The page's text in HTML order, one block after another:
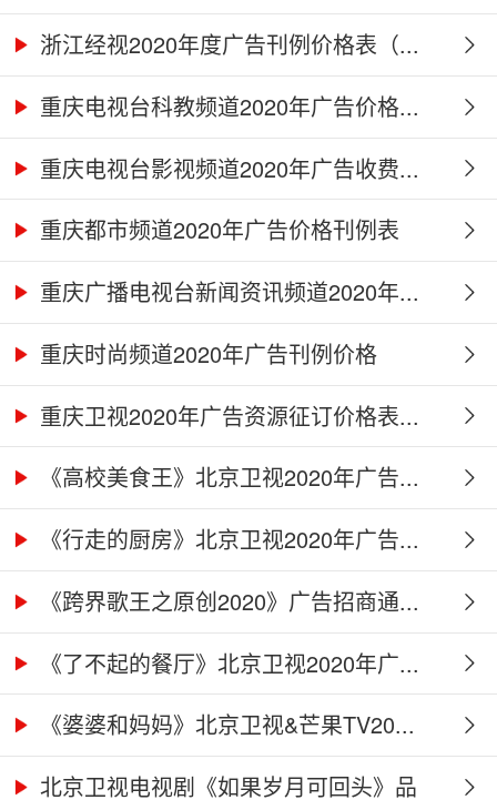
浙江经视2020年度广告刊例价格表（...
重庆电视台科教频道2020年广告价格...
重庆电视台影视频道2020年广告收费...
重庆都市频道2020年广告价格刊例表
重庆广播电视台新闻资讯频道2020年...
重庆时尚频道2020年广告刊例价格
重庆卫视2020年广告资源征订价格表...
《高校美食王》北京卫视2020年广告...
《行走的厨房》北京卫视2020年广告...
《跨界歌王之原创2020》广告招商通...
《了不起的餐厅》北京卫视2020年广...
《婆婆和妈妈》北京卫视&芒果TV20...
北京卫视电视剧《如果岁月可回头》品